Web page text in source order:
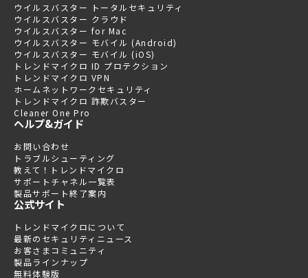
ウイルスバスター トータルセキュリティ
ウイルスバスター クラウド
ウイルスバスター for Mac
ウイルスバスター モバイル (Android)
ウイルスバスター モバイル (iOS)
トレンドマイクロ ID プロテクション
トレンドマイクロ VPN
ホームネットワークセキュリティ
トレンドマイクロ 詐欺バスター
Cleaner One Pro
ヘルプ&ガイド
お問い合わせ
トラブルシューティング
教えて！トレンドマイクロ
サポートチャネル一覧表
製品サポート終了案内
公式サイト
トレンドマイクロについて
最新のセキュリティニュース
お客さまコミュニティ
製品ラインナップ
無料体験版